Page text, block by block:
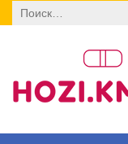
Найти: